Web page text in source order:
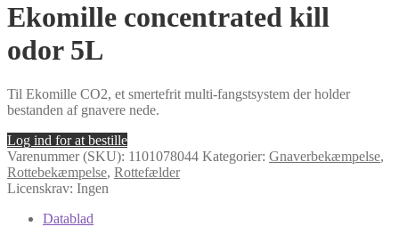
Ekomille concentrated kill
odor 5L
Til Ekomille CO2, et smertefrit multi-fangstsystem der holder
bestanden af gnavere nede.
Log ind for at bestille
Varenummer (SKU): 1101078044 Kategorier: Gnaverbekæmpelse,
Rottebekæmpelse, Rottefælder
Licenskrav: Ingen
Datablad